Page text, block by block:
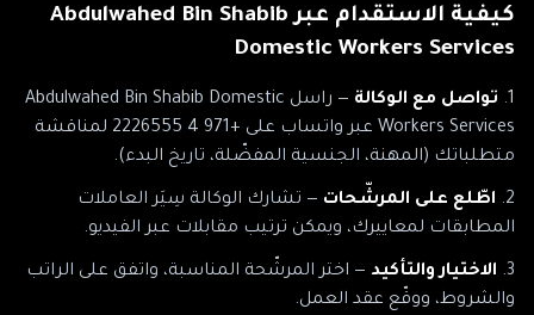
كيفية الاستقدام عبر Abdulwahed Bin Shabib
Domestic Workers Services
تواصل مع الوكالة — راسل Abdulwahed Bin Shabib Domestic
Workers Services عبر واتساب على +971 4 2226555
لمناقشة
متطلباتك (المهنة، الجنسية المفضّلة، تاريخ البدء).
اطّلع على المرشّحات — تشارك الوكالة سِيَر العاملات
المطابقات لمعاييرك، ويمكن ترتيب مقابلات عبر الفيديو.
الاختيار والتأكيد — اختر المرشّحة المناسبة، واتفق على الراتب
والشروط، ووقّع عقد العمل.